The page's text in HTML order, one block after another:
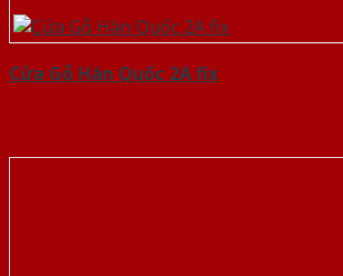
Cửa Gỗ Hàn Quốc 2A fix